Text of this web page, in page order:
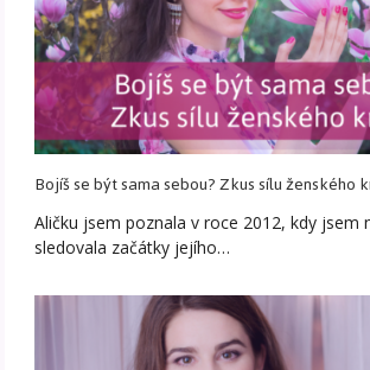
Bojíš se být sama sebou? Zkus sílu ženského
Aličku jsem poznala v roce 2012, kdy jsem
sledovala začátky jejího…